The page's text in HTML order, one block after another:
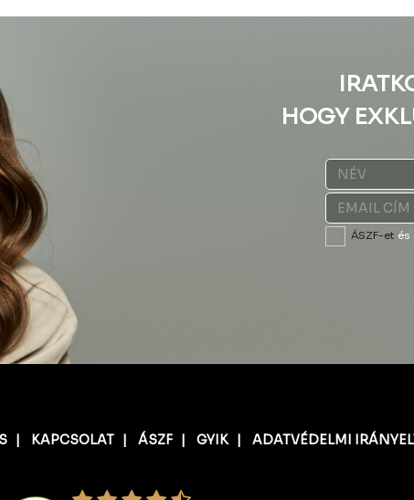
HOGY
ÁSZF-et és
| KAPCSOLAT | ÁSZF | GYIK| ADATVÉDELMI